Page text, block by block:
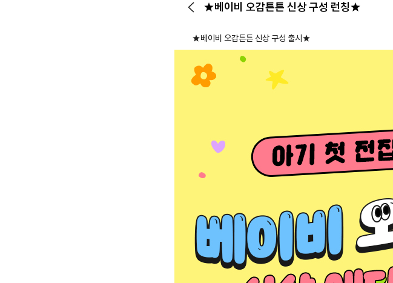
뒤로가기
★베이비 오감튼튼 신상 구성 런칭★
★베이비 오감튼튼 신상 구성 출시★